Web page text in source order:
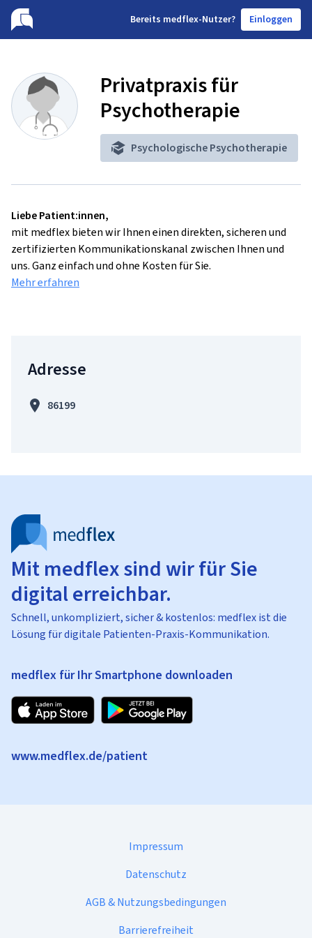
Bereits medflex-Nutzer? Einloggen
Privatpraxis für
Psychotherapie
Psychologische Psychotherapie
Liebe Patient:innen,
mit medflex bieten wir Ihnen einen direkten, sicheren und
zertifizierten Kommunikationskanal zwischen Ihnen und
uns. Ganz einfach und ohne Kosten für Sie.
Mehr erfahren
Adresse
86199
Mit medflex sind wir für Sie
digital erreichbar.
Schnell, unkompliziert, sicher & kostenlos: medflex ist die
Lösung für digitale Patienten-Praxis-Kommunikation.
medflex für Ihr Smartphone downloaden
www.medflex.de/patient
Impressum
Datenschutz
AGB & Nutzungsbedingungen
Barrierefreiheit